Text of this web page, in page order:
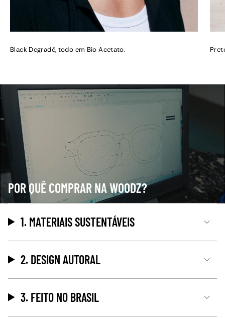
Black Degradê, todo em Bio Acetato.
POR QUÊ COMPRAR NA WOODZ?
1. MATERIAIS SUSTENTÁVEIS
2. DESIGN AUTORAL
3. FEITO NO BRASIL